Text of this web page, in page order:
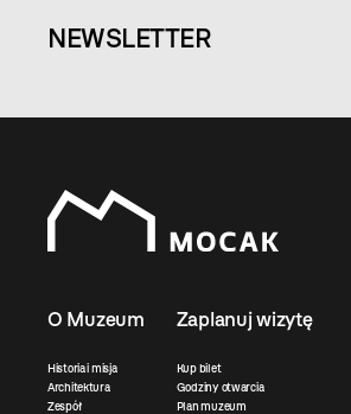
NEWSLETTER
O Muzeum
Historia i misja
Architektura
Zespół
Zaplanuj wizytę
Kup bilet
Godziny otwarcia
Plan muzeum